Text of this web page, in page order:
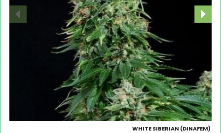
WHITE SIBERIAN (DINAFEM)